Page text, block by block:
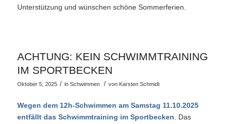
Unterstützung und wünschen schöne Sommerferien.
ACHTUNG: KEIN SCHWIMMTRAINING
IM SPORTBECKEN
Oktober 5, 2025 / in Schwimmen / von Karsten Schmidt
Wegen dem 12h-Schwimmen am Samstag 11.10.2025
entfällt das Schwimmtraining im Sportbecken. Das